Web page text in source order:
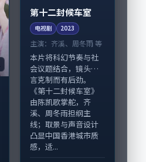
第十二封候车室
电视剧 2023
主演： 齐溪、周冬雨 等
本片将科幻节奏与社
会议题结合，镜头语
言克制而有后劲。
《第十二封候车室》
由陈凯歌掌舵，齐
溪、周冬雨担纲主
线；取景与声音设计
凸显中国香港城市质
感，适...